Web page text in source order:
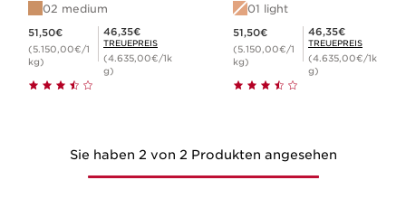
Glow
02 medium
51,50€
(5.150,00€/1
kg)
Mitgliederpreis 46,35€
46,35€
TREUEPREIS
(4.635,00€/1k
g)
Glow
01 light
51,50€
(5.150,00€/1
kg)
Mitgliederpreis 46,35€
46,35€
TREUEPREIS
(4.635,00€/1k
g)
Sie haben 2 von 2 Produkten angesehen